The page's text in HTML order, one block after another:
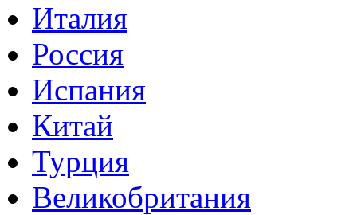
Италия
Россия
Испания
Китай
Турция
Великобритания